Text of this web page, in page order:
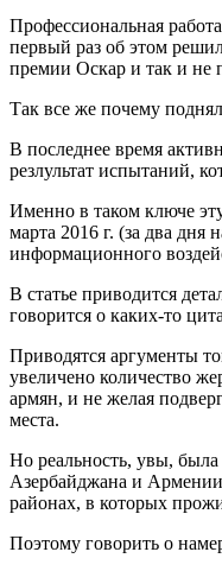
Профессиональная
первый раз об этом
премии Оскар и так и не
Так все же почему
В последнее время
резлультат испытаний,
Именно в таком ключе
марта 2016 г. (за два
информационного
В статье приводится
говорится о каких-то
Приводятся аргументы
увеличено количество
армян, и не желая
места.
Но реальность, увы,
Азербайджана и
районах, в которых
Поэтому говорить о